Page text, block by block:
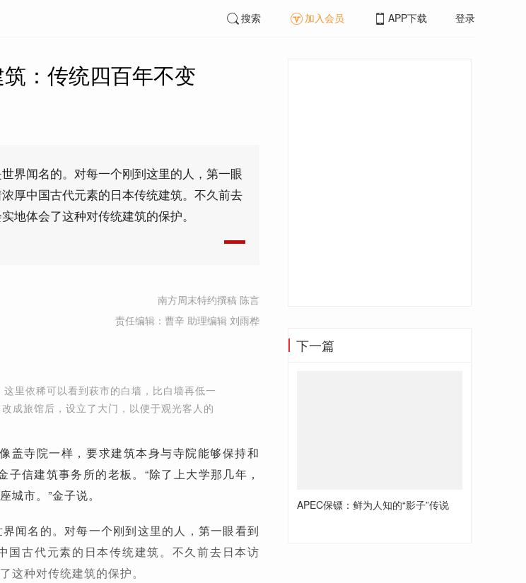
搜索 加入会员 APP下载 登录
筑：传统四百年不变
界闻名的。对每一个刚到这里的人，第一眼
厚中国古代元素的日本传统建筑。不久前去
地体会了这种对传统建筑的保护。
南方周末特约撰稿 陈言
责任编辑：曹辛 助理编辑 刘雨桦
里依稀可以看到萩市的白墙，比白墙再低一
成旅馆后，设立了大门，以便于观光客人的
盖寺院一样，要求建筑本身与寺院能够保持和
信建筑事务所的老板。“除了上大学那几年，
市。”金子说。
闻名的。对每一个刚到这里的人，第一眼看到
国古代元素的日本传统建筑。不久前去日本访
这种对传统建筑的保护。
下一篇
APEC保镖：鲜为人知的“影子”传说